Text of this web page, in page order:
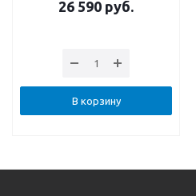
26 590 руб.
В корзину